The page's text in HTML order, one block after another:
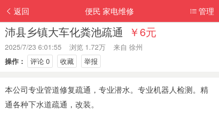
返回 管理
便民 家电维修
沛县乡镇大车化粪池疏通 ￥6元
2025/7/23 6:01:55 浏览 1.72万 来自 徐州
操作：
评论 0 收藏 举报
本公司专业管道修复疏通，专业潜水。专业机器人检测。精
通各种下水道疏通，改装。